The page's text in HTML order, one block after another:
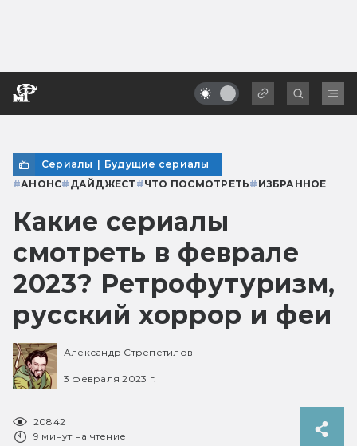
Сериалы | Будущие сериалы
#АНОНС# ДАЙДЖЕСТ #ЧТО ПОСМОТРЕТЬ# ИЗБРАННОЕ
Какие сериалы
смотреть в феврале
2023? Ретрофутуризм,
русский хоррор и феи
Александр Стрепетилов
3 февраля 2023 г.
20842
9 минут на чтение